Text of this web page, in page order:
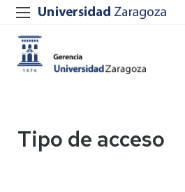
Tipo de acceso